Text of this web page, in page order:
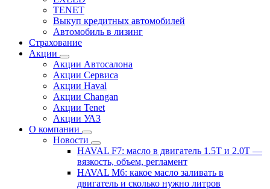
TENET
Выкуп кредитных автомобилей
Автомобиль в лизинг
Страхование
Акции
Акции Автосалона
Акции Сервиса
Акции Haval
Акции Changan
Акции Tenet
Акции УАЗ
О компании
Новости
HAVAL F7: масло в двигатель 1.5T и 2.0T —
вязкость, объем, регламент
HAVAL M6: какое масло заливать в
двигатель и сколько нужно литров